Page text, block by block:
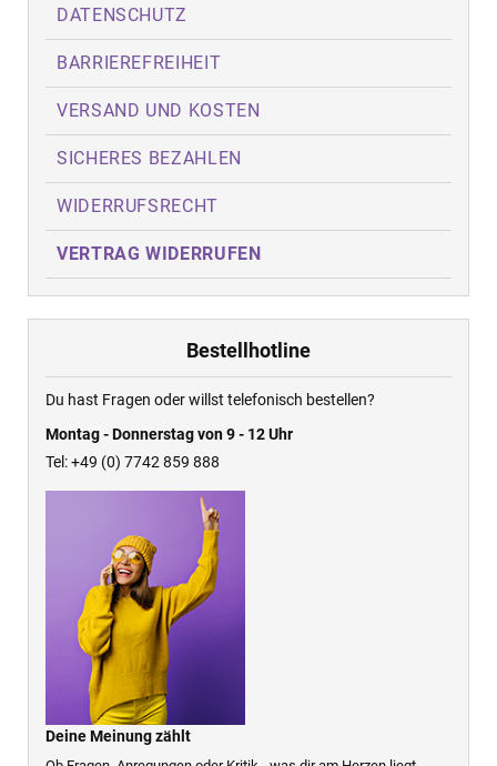
DATENSCHUTZ
BARRIEREFREIHEIT
VERSAND UND KOSTEN
SICHERES BEZAHLEN
WIDERRUFSRECHT
VERTRAG WIDERRUFEN
Bestellhotline
Du hast Fragen oder willst telefonisch bestellen?
Montag - Donnerstag von 9 - 12 Uhr
Tel: +49 (0) 7742 859 888
Deine Meinung zählt